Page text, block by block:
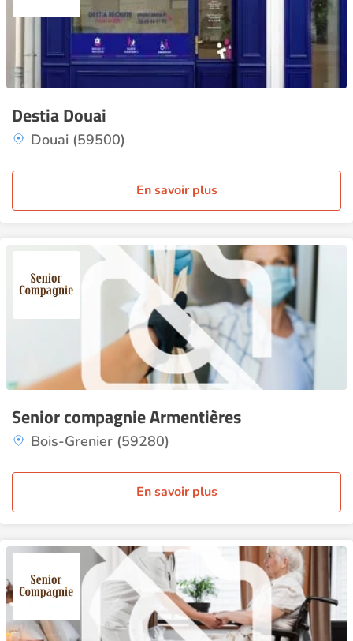
Destia Douai
Douai (59500)
En savoir plus
Senior compagnie Armentières
Bois-Grenier (59280)
En savoir plus